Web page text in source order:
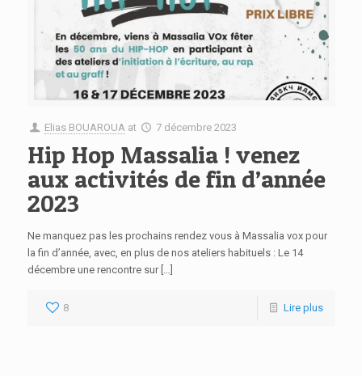
Elias BOUAROUA at 7 décembre 2023
Hip Hop Massalia ! venez
aux activités de fin d’année
2023
Ne manquez pas les prochains rendez vous à Massalia vox pour
la fin d’année, avec, en plus de nos ateliers habituels : Le 14
décembre une rencontre sur […]
8 Lire plus